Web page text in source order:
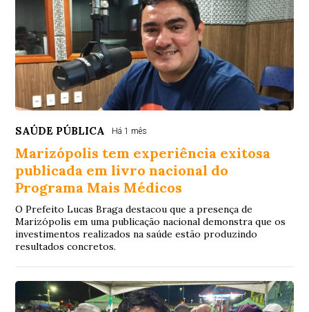
SAÚDE PÚBLICA Há 1 mês
Marizópolis tem experiência exitosa
publicada em livro nacional do
Programa Mais Médicos
O Prefeito Lucas Braga destacou que a presença de
Marizópolis em uma publicação nacional demonstra que os
investimentos realizados na saúde estão produzindo
resultados concretos.